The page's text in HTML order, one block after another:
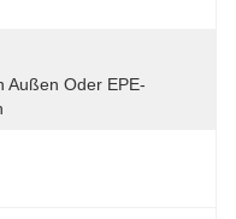
Außen Oder EPE-